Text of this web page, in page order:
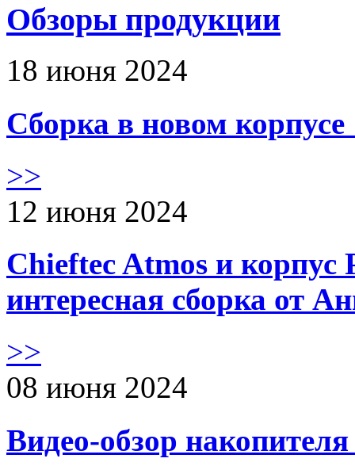
Обзоры продукции
18 июня 2024
Сборка в новом
>>
12 июня 2024
Chieftec Atmos и корпус
интересная сборка от
>>
08 июня 2024
Видео-обзор